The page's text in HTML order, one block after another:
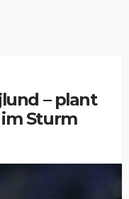
– plant
Sturm